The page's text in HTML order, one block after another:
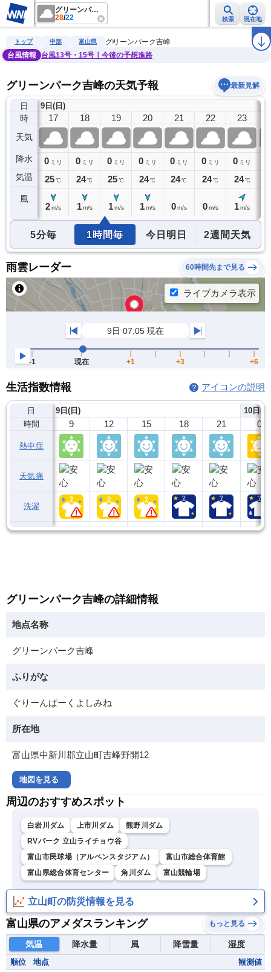
グリーンパーク吉峰
28/22 検索 現在地
雨雲レーダー 台風情報 地震情報 警報・注意報 ラ
トップ 中部 富山県
グリーンパーク吉峰
台風情報
台風13号・15号｜今後の予想進路
グリーンパーク吉峰の天気予報 最新見解
日
時
天気
降水
気温
風
9日(日)
16
0ミリ
25℃
17
0 ミリ
25℃
2 m/s
18
0 ミリ
24℃
1 m/s
19
0 ミリ
25℃
1 m/s
20
0 ミリ
24℃
1 m/s
21
0 ミリ
24℃
0 m/s
22
0 ミリ
24℃
0 m/s
23
0 ミリ
24 ℃
1m/s
5分毎 1時間毎 今日明日 2週間天気
雨雲レーダー 60時間先まで見る
生活指数情報 アイコンの説明
日
時間
熱中症
天気痛
洗濯
9日(日)
9 12 15 18 21
10日(
0
グリーンパーク吉峰の詳細情報
地点名称
グリーンパーク吉峰
ふりがな
ぐりーんぱーくよしみね
所在地
富山県中新川郡立山町吉峰野開12
地図を見る
周辺のおすすめスポット
白岩川ダム 上市川ダム
熊野川ダム
RVパーク 立山ライチョウ谷
富山市民球場（アルペンスタジアム）
富山市総合体育館
富山県総合体育センター
角川ダム 富山競輪場
立山町の防災情報を見る
富山県のアメダスランキング もっと見る
気温 降水量 風 降雪量 湿度
順位 地点 観測値